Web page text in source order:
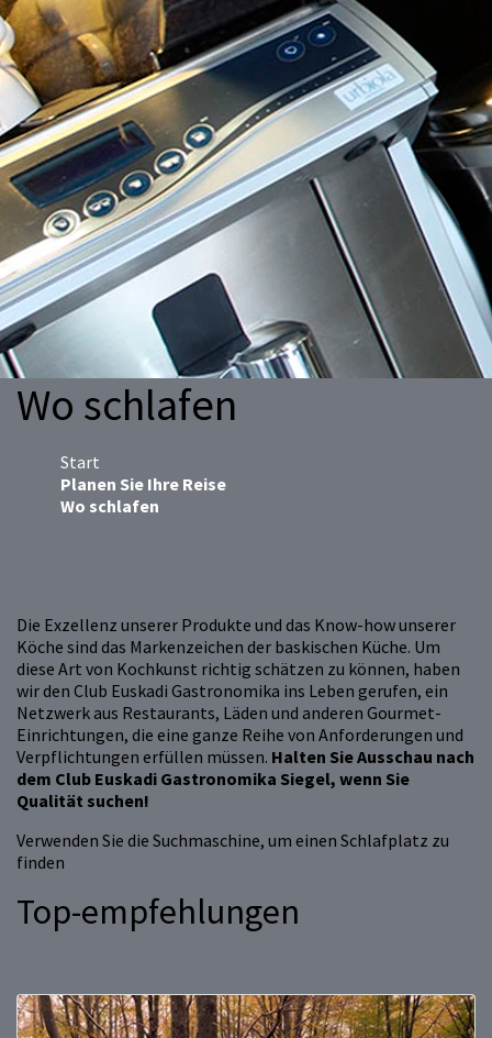
Wo schlafen
Start
Planen Sie Ihre Reise
Wo schlafen
Die Exzellenz unserer Produkte und das Know-how unserer
Köche sind das Markenzeichen der baskischen Küche. Um
diese Art von Kochkunst richtig schätzen zu können, haben
wir den Club Euskadi Gastronomika ins Leben gerufen, ein
Netzwerk aus Restaurants, Läden und anderen Gourmet-
Einrichtungen, die eine ganze Reihe von Anforderungen und
Verpflichtungen erfüllen müssen. Halten Sie Ausschau nach
dem Club Euskadi Gastronomika Siegel, wenn Sie
Qualität suchen!
Verwenden Sie die Suchmaschine, um einen Schlafplatz zu
finden
Top-empfehlungen